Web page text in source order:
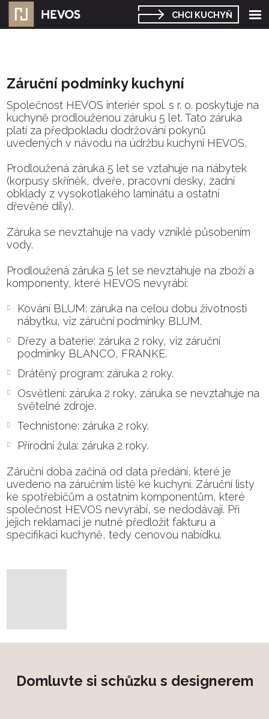
CHCI KUCHYŇ
Záruční podmínky kuchyní
Společnost HEVOS interiér spol. s r. o. poskytuje na
kuchyně prodlouženou záruku 5 let. Tato záruka
platí za předpokladu dodržování pokynů
uvedených v návodu na údržbu kuchyní HEVOS.
Prodloužená záruka 5 let se vztahuje na nábytek
(korpusy skříněk, dveře, pracovní desky, zadní
obklady z vysokotlakého laminátu a ostatní
dřevěné díly).
Záruka se nevztahuje na vady vzniklé působením
vody.
Prodloužená záruka 5 let se nevztahuje na zboží a
komponenty, které HEVOS nevyrábí:
Kování BLUM: záruka na celou dobu životnosti
nábytku, viz záruční podmínky BLUM.
Dřezy a baterie: záruka 2 roky, viz záruční
podmínky BLANCO, FRANKE.
Drátěný program: záruka 2 roky.
Osvětlení: záruka 2 roky, záruka se nevztahuje na
světelné zdroje.
Technistone: záruka 2 roky.
Přírodní žula: záruka 2 roky.
Záruční doba začíná od data předání, které je
uvedeno na záručním listě ke kuchyni. Záruční listy
ke spotřebičům a ostatním komponentům, které
společnost HEVOS nevyrábí, se nedodávají. Při
jejich reklamaci je nutné předložit fakturu a
specifikaci kuchyně, tedy cenovou nabídku.
Domluvte si schůzku s designerem